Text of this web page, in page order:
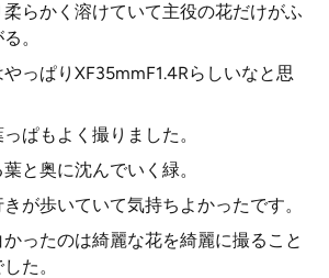
らかく溶けていて主役の花だけがふ
。
っぱりXF35mmF1.4Rらしいなと思
ぱもよく撮りました。
と奥に沈んでいく緑。
が歩いていて気持ちよかったです。
ったのは綺麗な花を綺麗に撮ること
た。